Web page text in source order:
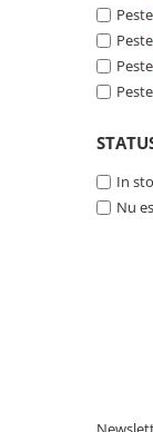
Termometre
Multimetre de
Accesorii
Camere Termice
Osciloscoape
Lichidare stoc
Peste
Peste
Peste
Peste
In
Nu